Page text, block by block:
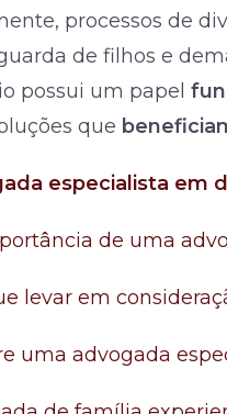
processos de
de filhos e
possui um papel
que
especialista em
de uma
levar em
uma advogada